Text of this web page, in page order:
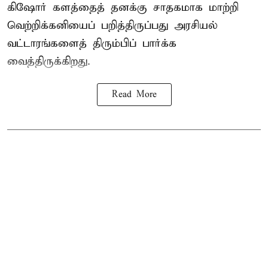
கிஷோர் களத்தைத் தனக்கு சாதகமாக மாற்றி
வெற்றிக்கனியைப் பறித்திருப்பது அரசியல்
வட்டாரங்களைத் திரும்பிப் பார்க்க
வைத்திருக்கிறது.
Read More